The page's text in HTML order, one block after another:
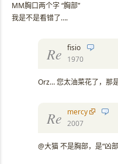
MM胸口两个字 “胸部”
我是不是看错了….
Re fisio
1970
Orz… 您太油菜花了，那
Re
mercy
2007
@大猫 不是胸部，是“凶